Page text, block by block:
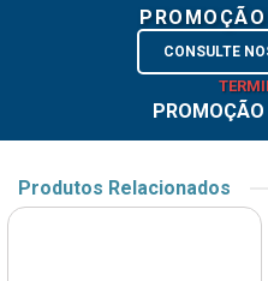
CONSULTE
Produtos Relacionados